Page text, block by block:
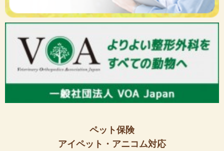
ペット保険
アイペット・アニコム対応